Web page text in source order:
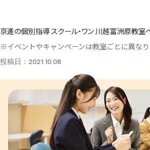
京進の個別指導 スクール・ワン 川越富洲原教室
※イベントやキャンペーンは教室ごとに異な
投稿日：2021.10.08